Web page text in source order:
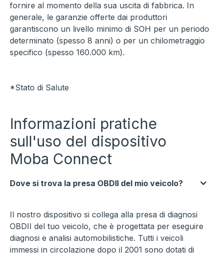
fornire al momento della sua uscita di fabbrica. In
generale, le garanzie offerte dai produttori
garantiscono un livello minimo di SOH per un periodo
determinato (spesso 8 anni) o per un chilometraggio
specifico (spesso 160.000 km).
*Stato di Salute
Informazioni pratiche
sull'uso del dispositivo
Moba Connect
Dove si trova la presa OBDII del mio veicolo?
Il nostro dispositivo si collega alla presa di diagnosi
OBDII del tuo veicolo, che è progettata per eseguire
diagnosi e analisi automobilistiche. Tutti i veicoli
immessi in circolazione dopo il 2001 sono dotati di